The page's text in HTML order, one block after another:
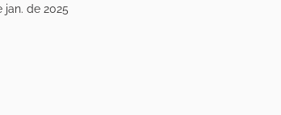
jan. de 2025
com NaN de 5 estrelas.